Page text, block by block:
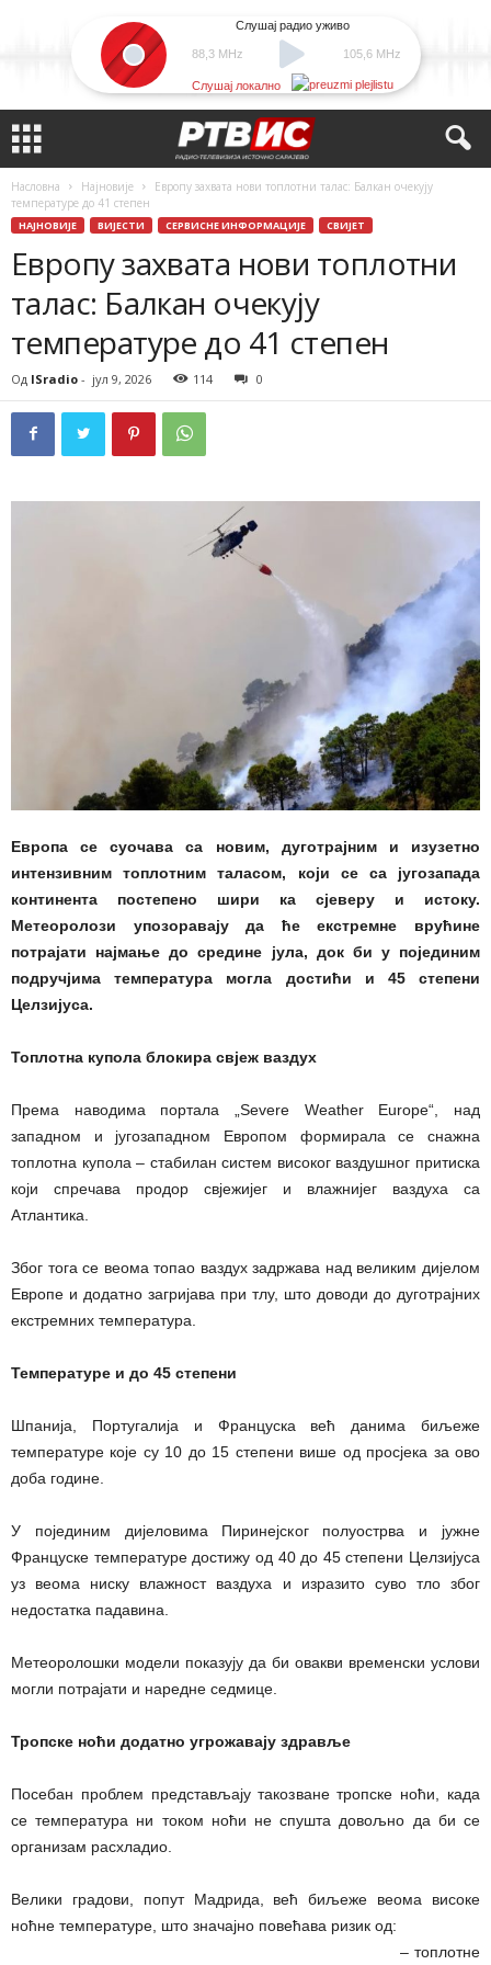
88,3 MHz
Слушај радио уживо
105,6 MHz
Слушај локално
Насловна Најновије
Европу захвата нови топлотни талас: Балкан очекују
температуре до 41 степен
НАЈНОВИЈЕ ВИЈЕСТИ СЕРВИСНЕ ИНФОРМАЦИЈЕ СВИЈЕТ
Европу захвата нови топлотни
талас: Балкан очекују
температуре до 41 степен
Од ISradio - јул 9, 2026 114 0
Европа се суочава са новим, дуготрајним и изузетно
интензивним топлотним таласом, који се са југозапада
континента постепено шири ка сјеверу и истоку.
Метеоролози упозоравају да ће екстремне врућине
потрајати најмање до средине јула, док би у појединим
подручјима температура могла достићи и 45 степени
Целзијуса.
Топлотна купола блокира свјеж ваздух
Према наводима портала „Severe Weather Europe“, над
западном и југозападном Европом формирала се снажна
топлотна купола – стабилан систем високог ваздушног притиска
који спречава продор свјежијег и влажнијег ваздуха са
Атлантика.
Због тога се веома топао ваздух задржава над великим дијелом
Европе и додатно загријава при тлу, што доводи до дуготрајних
екстремних температура.
Температуре и до 45 степени
Шпанија, Португалија и Француска већ данима биљеже
температуре које су 10 до 15 степени више од просјека за ово
доба године.
У појединим дијеловима Пиринејског полуострва и јужне
Француске температуре достижу од 40 до 45 степени Целзијуса
уз веома ниску влажност ваздуха и изразито суво тло због
недостатка падавина.
Метеоролошки модели показују да би овакви временски услови
могли потрајати и наредне седмице.
Тропске ноћи додатно угрожавају здравље
Посебан проблем представљају такозване тропске ноћи, када
се температура ни током ноћи не спушта довољно да би се
организам расхладио.
Велики градови, попут Мадрида, већ биљеже веома високе
ноћне температуре, што значајно повећава ризик од:
– топлотне